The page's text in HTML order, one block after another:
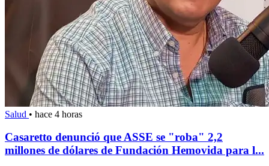
Salud • hace 4 horas
Casaretto denunció que ASSE se "roba" 2,2
millones de dólares de Fundación Hemovida para l...